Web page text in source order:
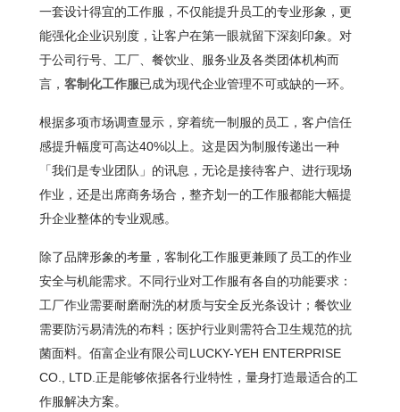
一套设计得宜的工作服，不仅能提升员工的专业形象，更
能强化企业识别度，让客户在第一眼就留下深刻印象。对
于公司行号、工厂、餐饮业、服务业及各类团体机构而
言， 客制化工作服已成为现代企业管理不可或缺的一环。
根据多项市场调查显示，穿着统一制服的员工，客户信任
感提升幅度可高达40%以上。这是因为制服传递出一种
「我们是专业团队」的讯息，无论是接待客户、进行现场
作业，还是出席商务场合，整齐划一的工作服都能大幅提
升企业整体的专业观感。
除了品牌形象的考量，客制化工作服更兼顾了员工的作业
安全与机能需求。不同行业对工作服有各自的功能要求：
工厂作业需要耐磨耐洗的材质与安全反光条设计；餐饮业
需要防污易清洗的布料；医护行业则需符合卫生规范的抗
菌面料。佰富企业有限公司LUCKY-YEH ENTERPRISE
CO., LTD.正是能够依据各行业特性，量身打造最适合的工
作服解决方案。